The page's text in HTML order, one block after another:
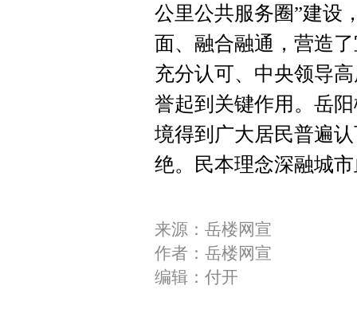
公里公共服务圈”建设
面、融合融通，营造
充分认可、中央领导
誉起到关键作用。岳
境得到广大居民普遍
绝。民本理念深融城
来源：岳楼网宣
作者：岳楼网宣
编辑：付开